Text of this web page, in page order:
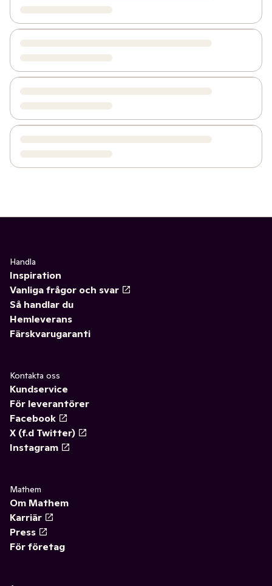
Handla
Inspiration
Vanliga frågor och svar
Så handlar du
Hemleverans
Färskvarugaranti
Kontakta oss
Kundservice
För leverantörer
Facebook
X (f.d Twitter)
Instagram
Mathem
Om Mathem
Karriär
Press
För företag